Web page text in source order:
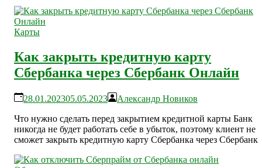
Карты
Как закрыть кредитную карту
Сбербанка через Сбербанк Онлайн
28.01.202305.05.2023
Александр Новиков
Что нужно сделать перед закрытием кредитной карты Банк
никогда не будет работать себе в убыток, поэтому клиент не
сможет закрыть кредитную карту Сбербанка через Сбербанк